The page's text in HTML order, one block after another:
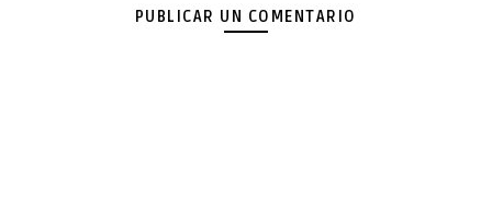
PUBLICAR UN COMENTARIO